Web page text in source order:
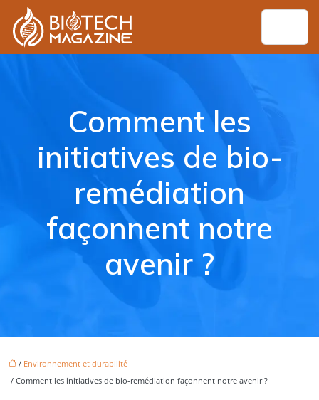
Comment les
initiatives de bio-
remédiation
façonnent notre
avenir ?
/ Environnement et durabilité
/ Comment les initiatives de bio-remédiation façonnent notre avenir ?